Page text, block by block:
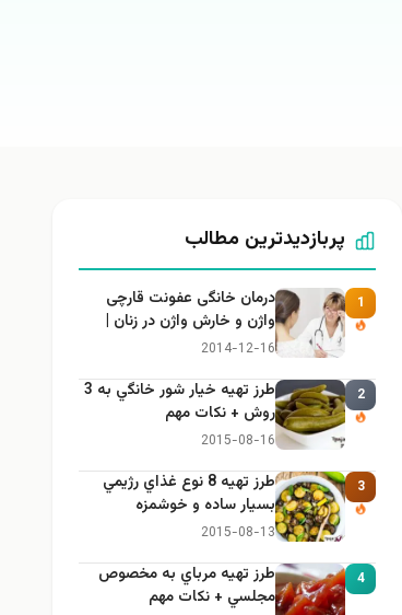
پربازدیدترین مطالب
1
درمان خانگی عفونت قارچی
واژن و خارش واژن در زنان |
راهنمای کامل، ایمن و کاربردی
2014-12-16
2
طرز تهيه خیار شور خانگي به 3
روش + نكات مهم
2015-08-16
3
طرز تهيه 8 نوع غذاي رژيمي
بسيار ساده و خوشمزه
2015-08-13
4
طرز تهيه مرباي به مخصوص
مجلسي + نكات مهم